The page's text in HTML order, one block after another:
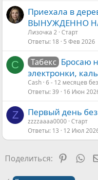
Приехала в
ВЫНУЖДЕННО
Лизочка 2 Старт
Ответы 18 5 Фев 2026
C Табекс Бросаю
электронки,
Cash 6 - 12 месяцев
Ответы 39 16 Июн
Z Первый день
zzzzaaaa0000 Старт
Ответы 13 12 Июл
Поделиться: